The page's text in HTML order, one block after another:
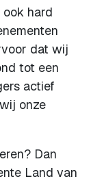
hard
dat wij
tot een
actief
onze
Dan
Land van